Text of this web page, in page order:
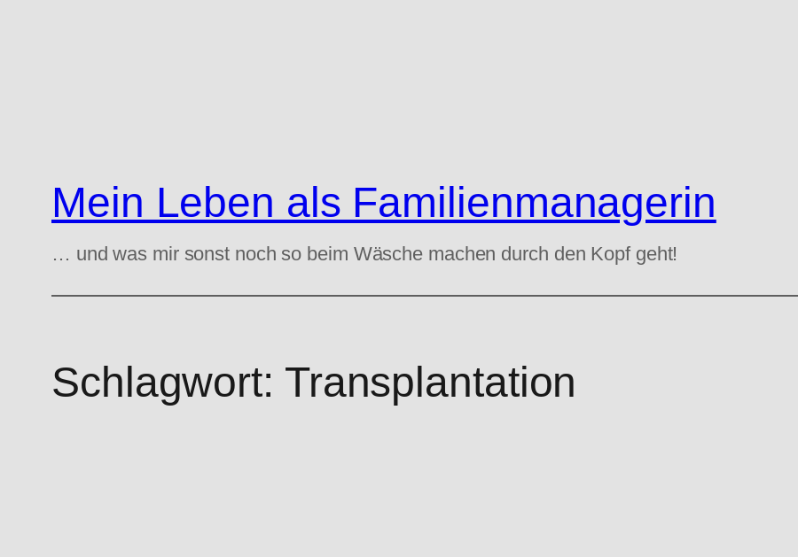
Mein Leben als Familienmanagerin
… und was mir sonst noch so beim Wäsche machen durch den Kopf geht!
Schlagwort: Transplantation